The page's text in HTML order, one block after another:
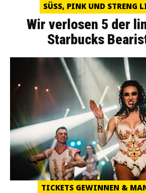
SÜSS, PINK UND STRENG
Wir verlosen 5 der
Starbucks
TICKETS GEWINNEN &